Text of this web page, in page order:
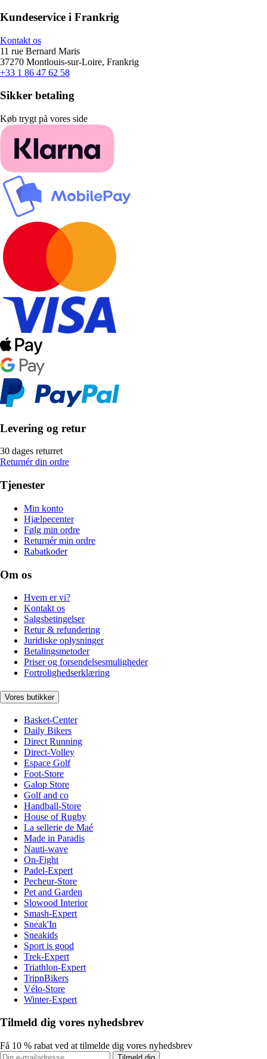
Kundeservice i Frankrig
Kontakt os
11 rue Bernard Maris
37270 Montlouis-sur-Loire, Frankrig
+33 1 86 47 62 58
Sikker betaling
Køb trygt på vores side
Levering og retur
30 dages returret
Returnér din ordre
Tjenester
Min konto
Hjælpecenter
Følg min ordre
Returnér min ordre
Rabatkoder
Om os
Hvem er vi?
Kontakt os
Salgsbetingelser
Retur & refundering
Juridiske oplysninger
Betalingsmetoder
Priser og forsendelsesmuligheder
Fortrolighedserklæring
Vores butikker
Basket-Center
Daily Bikers
Direct Running
Direct-Volley
Espace Golf
Foot-Store
Galop Store
Golf and co
Handball-Store
House of Rugby
La sellerie de Maé
Made in Paradis
Nauti-wave
On-Fight
Padel-Expert
Pecheur-Store
Pet and Garden
Slowood Interior
Smash-Expert
Sneak'In
Sneakids
Sport is good
Trek-Expert
Triathlon-Expert
TripnBikers
Vélo-Store
Winter-Expert
Tilmeld dig vores nyhedsbrev
Få 10 % rabat ved at tilmelde dig vores nyhedsbrev